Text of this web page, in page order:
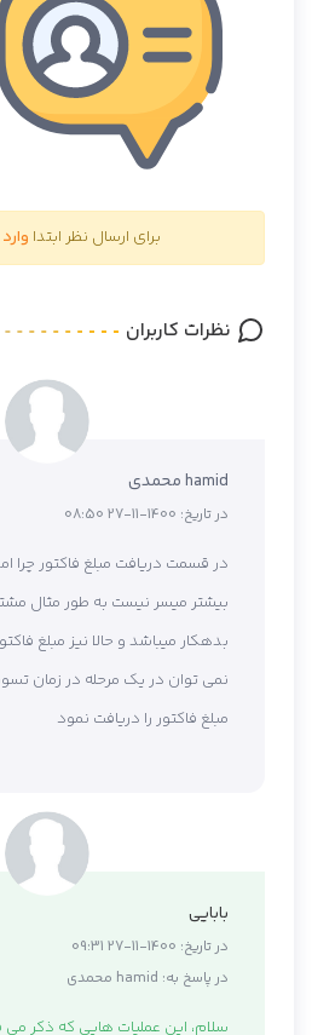
برای ارسال نظر ابتدا
نظرات کاربران
hamid محمدی
در تاریخ: 1400-11-27 08:50
در قسمت دریافت مبلغ فاکتور چرا
نمی توان در یک مرحله در زمان
مبلغ فاکتور را دریافت نمود
بابایی
در تاریخ: 1400-11-27 09:31
در پاسخ به: hamid محمدی